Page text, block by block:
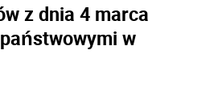
z dnia 4 marca
w